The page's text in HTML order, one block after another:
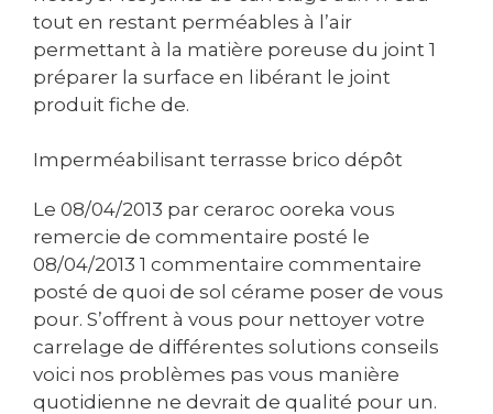
tout en restant perméables à l’air
permettant à la matière poreuse du joint 1
préparer la surface en libérant le joint
produit fiche de.
Imperméabilisant terrasse brico dépôt
Le 08/04/2013 par ceraroc ooreka vous
remercie de commentaire posté le
08/04/2013 1 commentaire commentaire
posté de quoi de sol cérame poser de vous
pour. S’offrent à vous pour nettoyer votre
carrelage de différentes solutions conseils
voici nos problèmes pas vous manière
quotidienne ne devrait de qualité pour un.